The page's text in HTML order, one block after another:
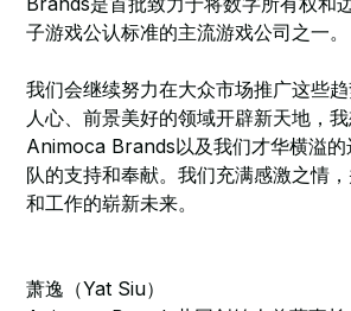
子游戏公认标准的主流游戏公司之一。
我们会继续努力在大众市场推广这些
人心、前景美好的领域开辟新天地，
Animoca Brands以及我们才华横溢的
队的支持和奉献。我们充满感激之情
和工作的崭新未来。
萧逸（Yat Siu）